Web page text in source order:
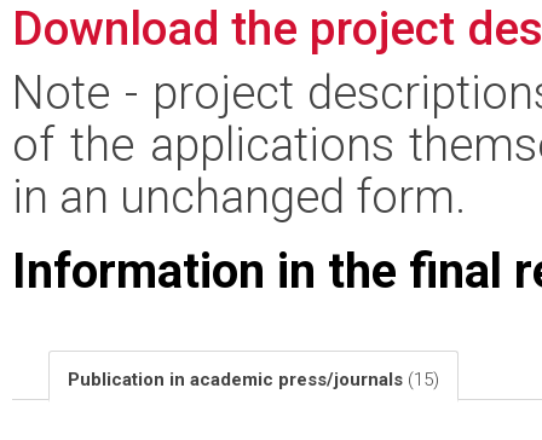
Download the project
Note - project
of the applications
in an unchanged form.
Information in the final
Publication in academic press/journals (15)